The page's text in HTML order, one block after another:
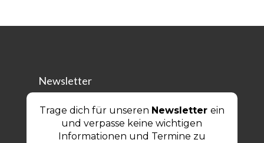
Newsletter
Trage dich für unseren Newsletter ein
und verpasse keine wichtigen
Informationen und Termine zu